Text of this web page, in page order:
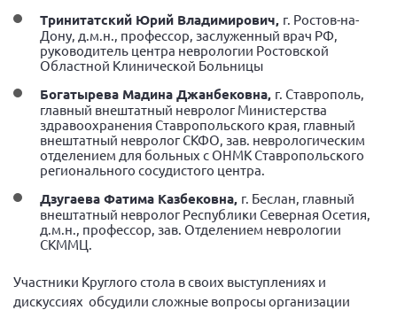
Письма и официальные ответы
Нормативно-правовые документы
Методическая литература для НКО
Публичные отчеты
Исследования, аналитика, мнения
"Рассеянный склероз. XX лет работы
ОООИБРС" (25-29.08.2020)
Всероссийская конференция-тренинг
29.05.2022)
Тринитатский Юрий Владимирович, г. Ростов-на-
Дону, д.м.н., профессор, заслуженный врач РФ,
руководитель центра неврологии Ростовской
Областной Клинической Больницы
Богатырева Мадина Джанбековна, г. Ставрополь,
главный внештатный невролог Министерства
здравоохранения Ставропольского края, главный
внештатный невролог СКФО, зав. неврологическим
отделением для больных с ОНМК Ставропольского
регионального сосудистого центра.
Дзугаева Фатима Казбековна, г. Беслан, главный
внештатный невролог Республики Северная Осетия,
д.м.н., профессор, зав. Отделением неврологии
СКММЦ.
Участники Круглого стола в своих выступлениях и
дискуссиях обсудили сложные вопросы организации